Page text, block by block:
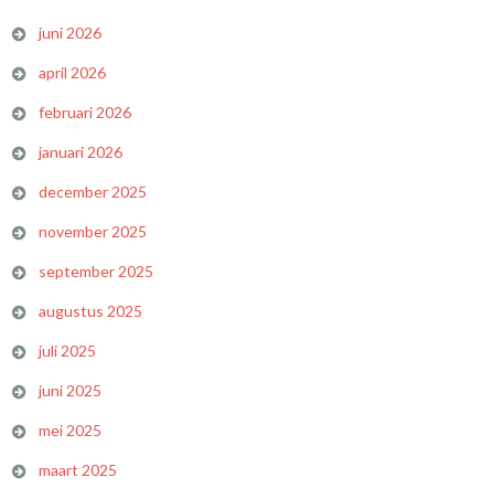
juni 2026
april 2026
februari 2026
januari 2026
december 2025
november 2025
september 2025
augustus 2025
juli 2025
juni 2025
mei 2025
maart 2025